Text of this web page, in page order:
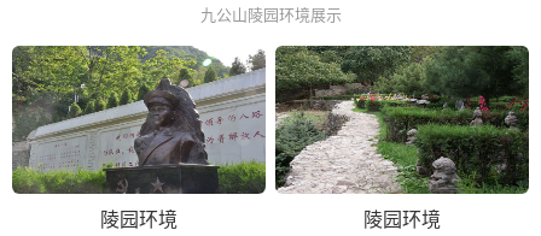
九公山陵园环境展示
陵园环境 陵园环境